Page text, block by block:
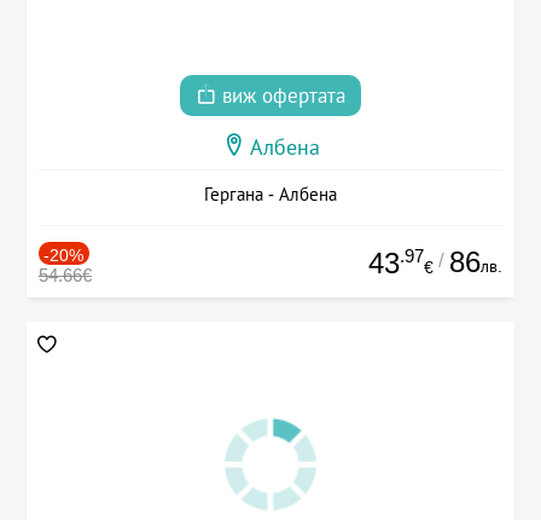
виж офертата
Албена
Гергана - Албена
-20%
54.66€ 43.97
€ / 86лв.